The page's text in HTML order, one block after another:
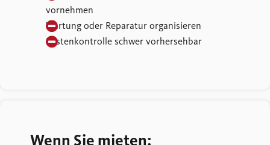
vornehmen
Wartung oder Reparatur organisieren
Kostenkontrolle schwer vorhersehbar
Wenn Sie mieten: